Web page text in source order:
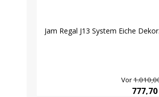
Jam Regal J13 System Eiche Dekor.
Vor
777,70